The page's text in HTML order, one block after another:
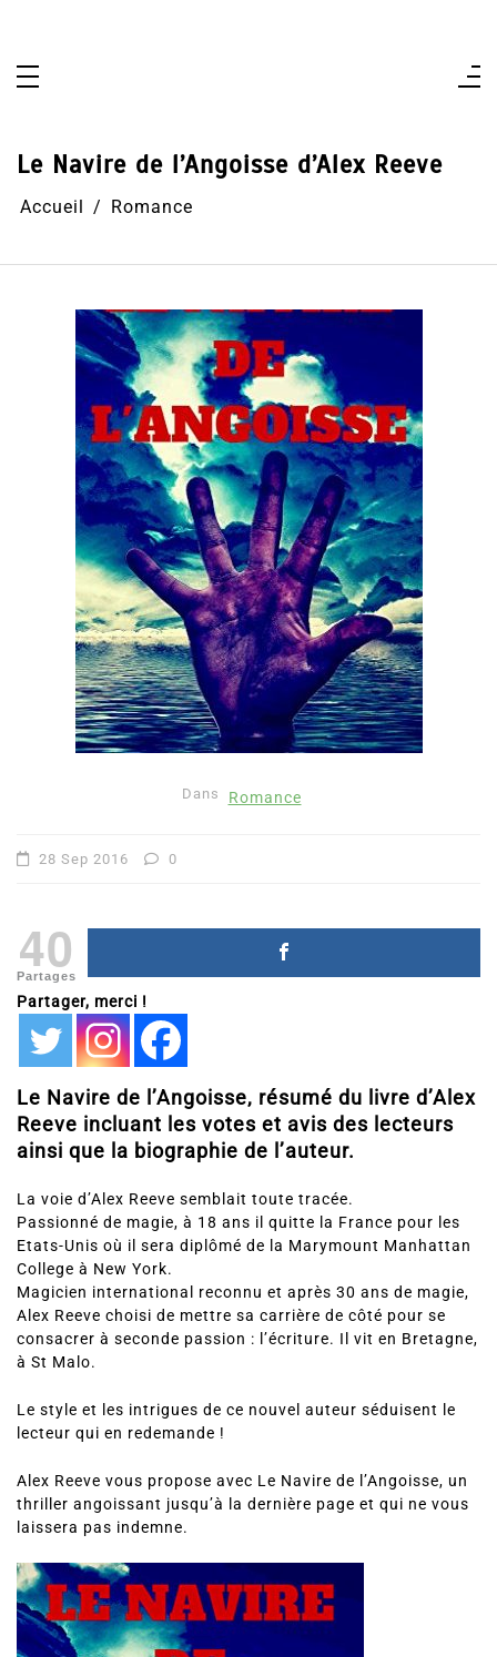
Le Navire de l’Angoisse d’Alex Reeve
Accueil Romance
Dans Romance
28 Sep 2016 0
40
Partages
Partager, merci !
Le Navire de l’Angoisse, résumé du livre d’Alex
Reeve incluant les votes et avis des lecteurs
ainsi que la biographie de l’auteur.
La voie d’Alex Reeve semblait toute tracée.
Passionné de magie, à 18 ans il quitte la France pour les
Etats-Unis où il sera diplômé de la Marymount Manhattan
College à New York.
Magicien international reconnu et après 30 ans de magie,
Alex Reeve choisi de mettre sa carrière de côté pour se
consacrer à seconde passion : l’écriture. Il vit en Bretagne,
à St Malo.
Le style et les intrigues de ce nouvel auteur séduisent le
lecteur qui en redemande !
Alex Reeve vous propose avec Le Navire de l’Angoisse, un
thriller angoissant jusqu’à la dernière page et qui ne vous
laissera pas indemne.